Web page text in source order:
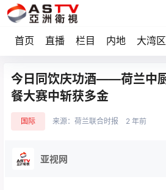
首页 直播 栏目 内地 大湾区
今日同饮庆功酒——荷兰中
餐大赛中斩获多金
国际 来源： 荷兰联合时报 2 年前
亚视网